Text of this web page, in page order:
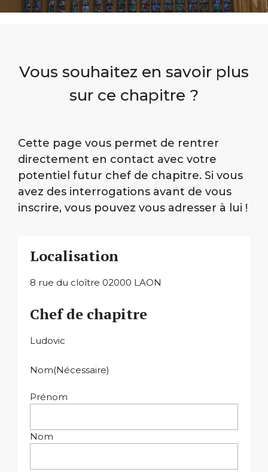
Vous souhaitez en savoir plus
sur ce chapitre ?
Cette page vous permet de rentrer
directement en contact avec votre
potentiel futur chef de chapitre. Si vous
avez des interrogations avant de vous
inscrire, vous pouvez vous adresser à lui !
Localisation
8 rue du cloître 02000 LAON
Chef de chapitre
Ludovic
Nom(Nécessaire)
Prénom
Nom